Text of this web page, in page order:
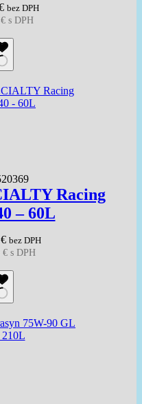
bez DPH
€s DPH
Racing
– 60L
€ bez DPH
€ s DPH